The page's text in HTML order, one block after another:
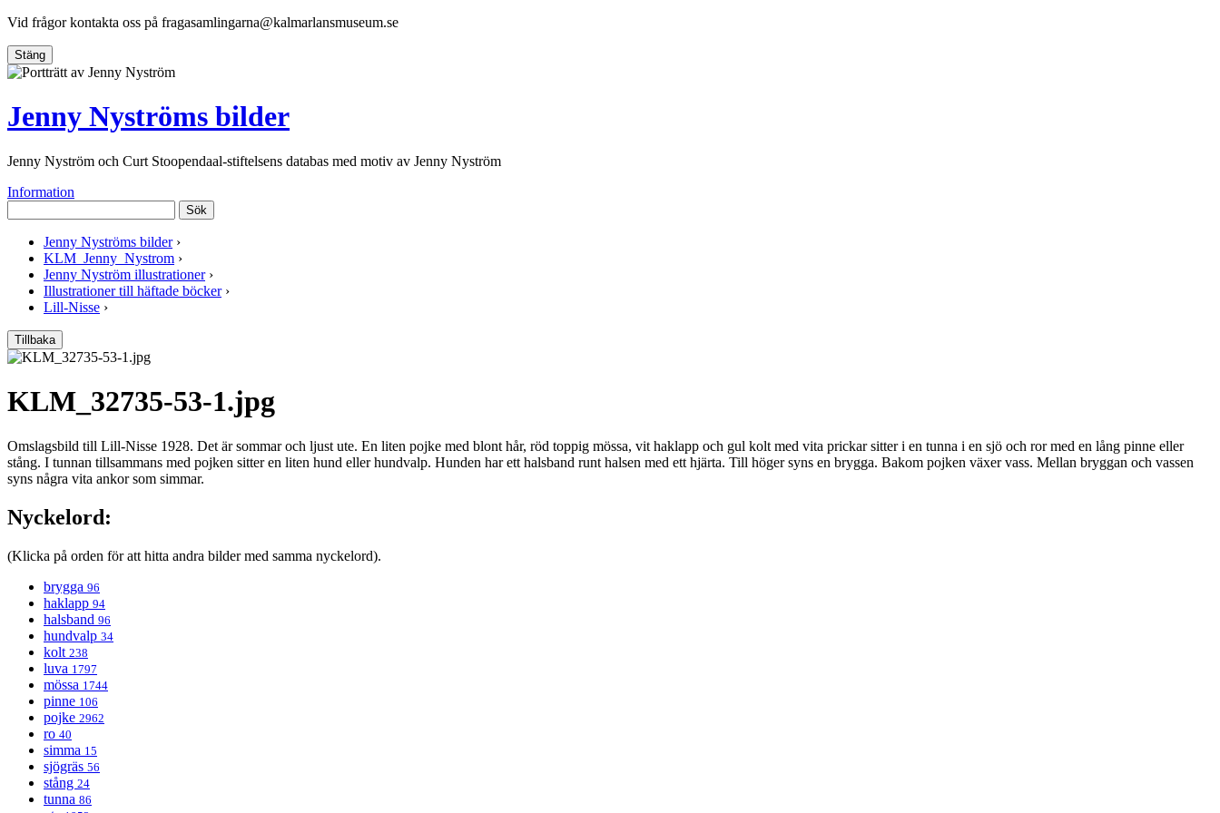
Vid frågor kontakta oss på fragasamlingarna@kalmarlansmuseum.se
Stäng
Jenny Nyströms bilder
Jenny Nyström och Curt Stoopendaal-stiftelsens databas med motiv av Jenny Nyström
Information
Sök
Jenny Nyströms bilder ›
KLM_Jenny_Nystrom ›
Jenny Nyström illustrationer ›
Illustrationer till häftade böcker ›
Lill-Nisse ›
Tillbaka
KLM_32735-53-1.jpg
Omslagsbild till Lill-Nisse 1928. Det är sommar och ljust ute. En liten pojke med blont hår, röd toppig mössa, vit haklapp och gul kolt med vita prickar sitter i en tunna i en sjö och ror med en lång pinne eller
stång. I tunnan tillsammans med pojken sitter en liten hund eller hundvalp. Hunden har ett halsband runt halsen med ett hjärta. Till höger syns en brygga. Bakom pojken växer vass. Mellan bryggan och vassen
syns några vita ankor som simmar.
Nyckelord:
(Klicka på orden för att hitta andra bilder med samma nyckelord).
brygga 96
haklapp 94
halsband 96
hundvalp 34
kolt 238
luva 1797
mössa 1744
pinne 106
pojke 2962
ro 40
simma 15
sjögräs 56
stång 24
tunna 86